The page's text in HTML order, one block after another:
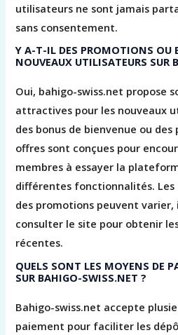
utilisateurs ne sont jamais
sans consentement.
Y A-T-IL DES PROMOTIONS OU
NOUVEAUX UTILISATEURS SUR
Oui, bahigo-swiss.net propose
attractives pour les nouveaux
des bonus de bienvenue ou
offres sont conçues pour
membres à essayer la
différentes fonctionnalités. Les
des promotions peuvent varier,
consulter le site pour obtenir
récentes.
QUELS SONT LES MOYENS DE
SUR BAHIGO-SWISS.NET ?
Bahigo-swiss.net accepte
paiement pour faciliter les